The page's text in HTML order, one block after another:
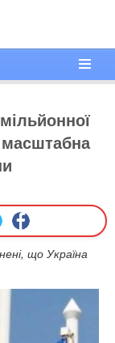
що Україна